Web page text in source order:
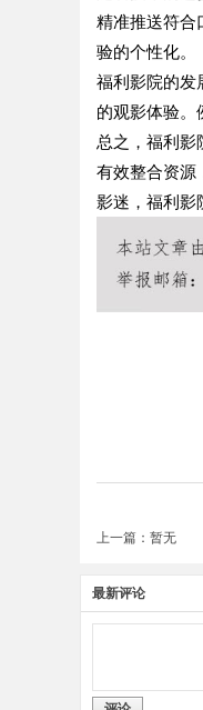
精准推送符合
验的个性化。
福利影院的发
的观影体验。
总之，福利影
有效整合资源
影迷，福利影
上一篇：暂无
最新评论